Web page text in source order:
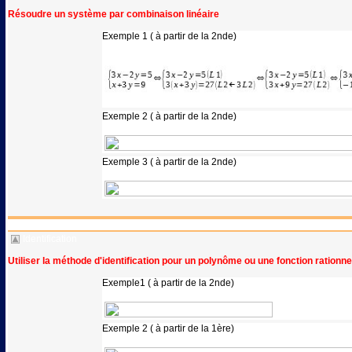
Résoudre un système par combinaison linéaire
Exemple 1 ( à partir de la 2nde)
Exemple 2 ( à partir de la 2nde)
Exemple 3 ( à partir de la 2nde)
Utiliser la méthode d'identification pour un polynôme ou une fonction
Exemple1 ( à partir de la 2nde)
Exemple 2 ( à partir de la 1ère)